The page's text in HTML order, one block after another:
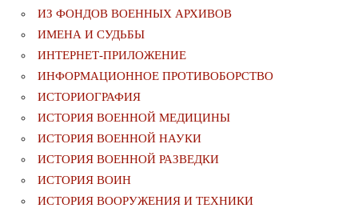
ИЗ ФОНДОВ ВОЕННЫХ АРХИВОВ
ИМЕНА И СУДЬБЫ
ИНТЕРНЕТ-ПРИЛОЖЕНИЕ
ИНФОРМАЦИОННОЕ ПРОТИВОБОРСТВО
ИСТОРИОГРАФИЯ
ИСТОРИЯ ВОЕННОЙ МЕДИЦИНЫ
ИСТОРИЯ ВОЕННОЙ НАУКИ
ИСТОРИЯ ВОЕННОЙ РАЗВЕДКИ
ИСТОРИЯ ВОИН
ИСТОРИЯ ВООРУЖЕНИЯ И ТЕХНИКИ